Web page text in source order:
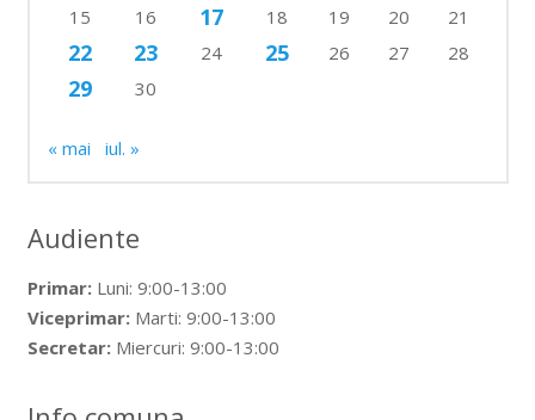
15
16 17 18 19 20 21
22 23 24 25 26 27 28
29 30
« mai iul. »
Audiente
Primar:Luni: 9:00-13:00
Viceprimar:Marti: 9:00-13:00
Secretar:Miercuri: 9:00-13:00